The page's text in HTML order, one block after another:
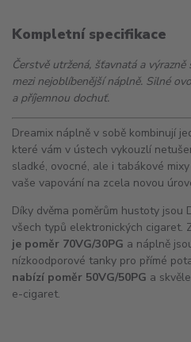
Kompletní specifikace
Čerstvě utržená, šťavnatá a
mezi nejoblíbenější náplně. Silné
a příjemnou dochuť.
Dreamix náplně v sobě kombinují
které vám v ústech vykouzlí
sladké, ovocné, ale i tabákové
vaše vapování na zcela novou
Díky dvěma poměrům hustoty jsou
všech typů elektronických cigaret.
je poměr 70VG/30PG a náplně
nízkoodporové tanky pro přímé
nabízí poměr 50VG/50PG a
e-cigaret.